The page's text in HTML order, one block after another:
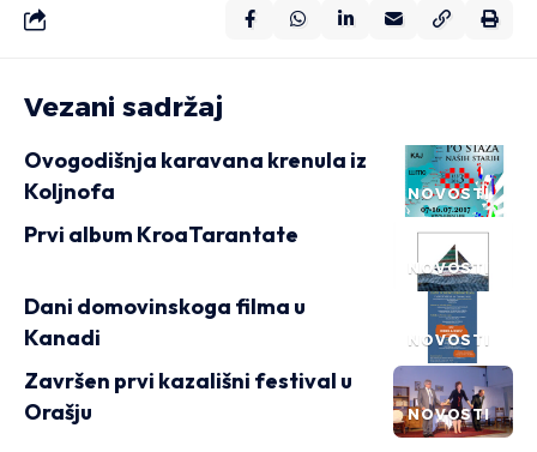
Vezani sadržaj
NOVOSTI
Ovogodišnja karavana krenula iz
Koljnofa
NOVOSTI
Prvi album KroaTarantate
NOVOSTI
Dani domovinskoga filma u
Kanadi
NOVOSTI
Završen prvi kazališni festival u
Orašju